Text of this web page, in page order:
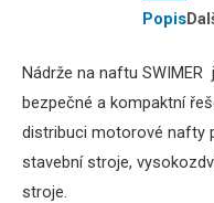
Popis
Nádrže na naftu
bezpečné a kompaktní
distribuci motorové nafty
stavební stroje,
stroje.